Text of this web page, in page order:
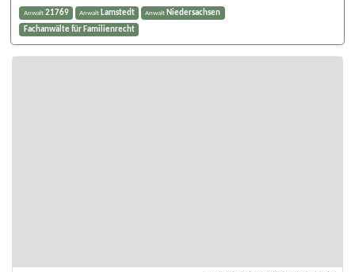
Anwalt 21769 Anwalt Lamstedt Anwalt Niedersachsen
Fachanwälte für Familienrecht